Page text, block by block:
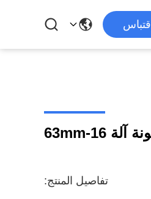
إقتباس
تفاصيل المنتج: